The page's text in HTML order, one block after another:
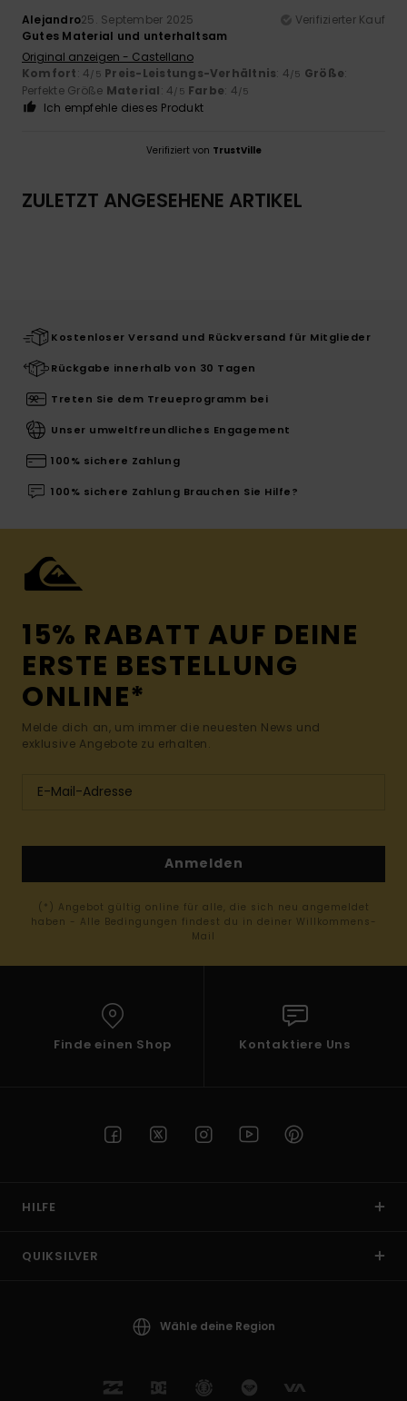
Alejandro25. September 2025
Verifizierter Kauf
Gutes Material und unterhaltsam
Original anzeigen - Castellano
Komfort: 4/5 Preis-Leistungs-Verhältnis: 4/5 Größe:
Perfekte Größe Material: 4/5 Farbe: 4/5
Ich empfehle dieses Produkt
Verifiziert von TrustVille
ZULETZT ANGESEHENE ARTIKEL
Kostenloser Versand und Rückversand für Mitglieder
Rückgabe innerhalb von 30 Tagen
Treten Sie dem Treueprogramm bei
Unser umweltfreundliches Engagement
100% sichere Zahlung
100% sichere Zahlung Brauchen Sie Hilfe?
15% RABATT AUF DEINE
ERSTE BESTELLUNG
ONLINE*
Melde dich an, um immer die neuesten News und
exklusive Angebote zu erhalten.
Anmelden
(*) Angebot gültig online für alle, die sich neu angemeldet
haben - Alle Bedingungen findest du in deiner Willkommens-
Mail
Finde einen Shop Kontaktiere Uns
HILFE
QUIKSILVER
Wähle deine Region